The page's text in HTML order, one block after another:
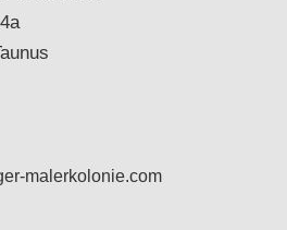
malerkolonie.com